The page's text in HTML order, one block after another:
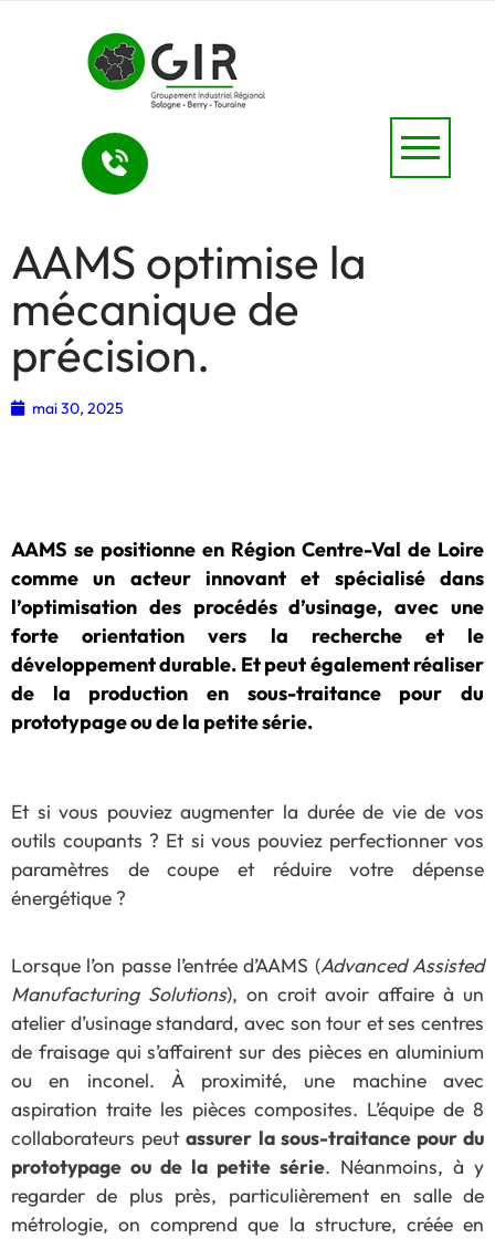
AAMS optimise la
mécanique de
précision.
mai 30, 2025
AAMS se positionne en Région Centre-Val de Loire
comme un acteur innovant et spécialisé dans
l’optimisation des procédés d’usinage, avec une
forte orientation vers la recherche et le
développement durable. Et peut également réaliser
de la production en sous-traitance pour du
prototypage ou de la petite série.
Et si vous pouviez augmenter la durée de vie de vos
outils coupants ? Et si vous pouviez perfectionner vos
paramètres de coupe et réduire votre dépense
énergétique ?
Lorsque l’on passe l’entrée d’AAMS (Advanced Assisted
Manufacturing Solutions), on croit avoir affaire à un
atelier d’usinage standard, avec son tour et ses centres
de fraisage qui s’affairent sur des pièces en aluminium
ou en inconel. À proximité, une machine avec
aspiration traite les pièces composites. L’équipe de 8
collaborateurs peutassurer la sous-traitance pour du
prototypage ou de la petite série. Néanmoins, à y
regarder de plus près, particulièrement en salle de
métrologie, on comprend que la structure, créée en